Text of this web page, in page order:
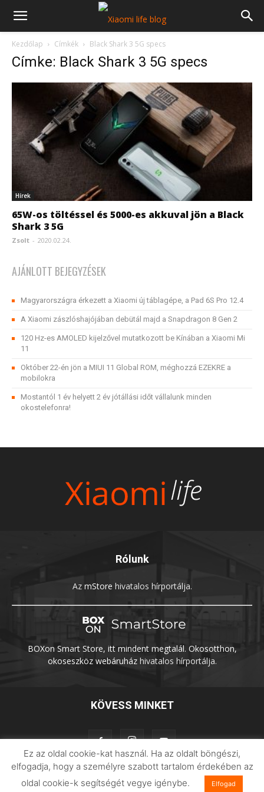
Kezdőlap Címkék Black Shark 3 5G specs
Címke: Black Shark 3 5G specs
Hírek
65W-os töltéssel és 5000-es akkuval jön a Black
Shark 3 5G
Zsolt - 2020.02.24.
AJÁNLOTT BEJEGYZÉSEK
Magyarországra érkezett a Xiaomi új táblagépe, a Pad 6S Pro 12.4
A Xiaomi zászlóshajójában debütál majd a Snapdragon 8 Gen 2
120 Hz-es AMOLED kijelzővel mutatkozott be Kínában a Xiaomi Mi
11
Október 22-én jön a MIUI 11 Global ROM, méghozzá EZEKRE a
mobilokra
Mostantól 1 év helyett 2 év jótállási időt vállalunk minden
okostelefonra!
Rólunk
Az mStore hivatalos hírportálja.
BOXon Smart Store, itt mindent megtalál. Okosotthon,
okoseszköz webáruházhivatalos hírportálja.
KÖVESS MINKET
Adatvédelem Impresszum Imilab
Ez az oldal cookie-kat használ. Ha az oldalt böngészi,
elfogadja, hogy a személyre szabott tartalom érdekében az
oldal cookie-k segítségét vegye igénybe.
Elfogad